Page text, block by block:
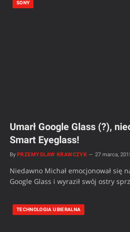
SONY
Umarł Google Glass (?),
Smart Eyeglass!
By PRZEMYSŁAW KRAWCZYK 27 marca,
Niedawno Michał emocjonował się
Google Glass i wyraził swój ostry
TECHNOLOGIA UBIERALNA